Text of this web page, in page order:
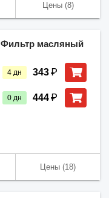
Цены(8)
Фильтр масляный
4 дн 343₽
0 дн 444₽
Цены (18)